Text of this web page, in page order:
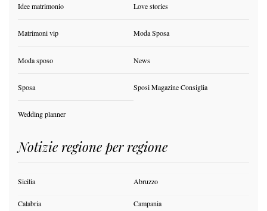
Idee matrimonio Love stories
Matrimoni vip Moda Sposa
Moda sposo News
Sposa Sposi Magazine Consiglia
Wedding planner
Notizie regione per regione
Sicilia Abruzzo
Calabria Campania